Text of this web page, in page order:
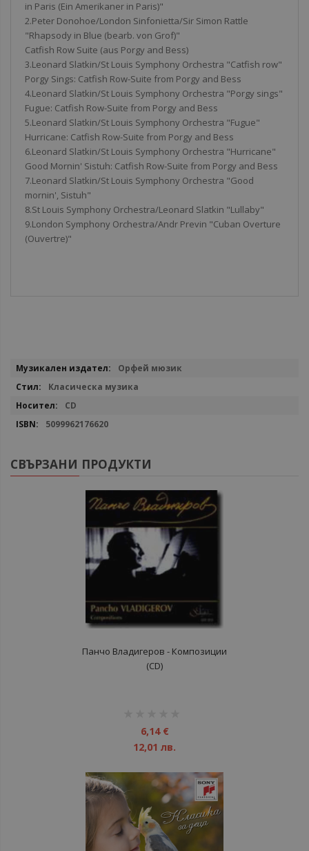
in Paris (Ein Amerikaner in Paris)"
2.Peter Donohoe/London Sinfonietta/Sir Simon Rattle
"Rhapsody in Blue (bearb. von Grof)"
Catfish Row Suite (aus Porgy and Bess)
3.Leonard Slatkin/St Louis Symphony Orchestra "Catfish row"
Porgy Sings: Catfish Row-Suite from Porgy and Bess
4.Leonard Slatkin/St Louis Symphony Orchestra "Porgy sings"
Fugue: Catfish Row-Suite from Porgy and Bess
5.Leonard Slatkin/St Louis Symphony Orchestra "Fugue"
Hurricane: Catfish Row-Suite from Porgy and Bess
6.Leonard Slatkin/St Louis Symphony Orchestra "Hurricane"
Good Mornin' Sistuh: Catfish Row-Suite from Porgy and Bess
7.Leonard Slatkin/St Louis Symphony Orchestra "Good
mornin', Sistuh"
8.St Louis Symphony Orchestra/Leonard Slatkin "Lullaby"
9.London Symphony Orchestra/Andr Previn "Cuban Overture
(Ouvertre)"
Повече
Орфей мюзик
Класическа музика
CD
5099962176620
СВЪРЗАНИ ПРОДУКТИ
Панчо Владигеров - Композиции
(CD)
6,14 €
12,01 лв.